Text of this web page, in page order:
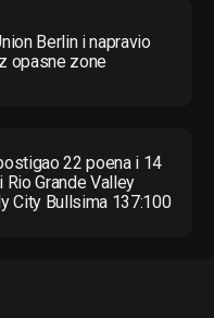
Berlin i napravio
opasne zone
22 poena i 14
Grande Valley
City Bullsima 137:100